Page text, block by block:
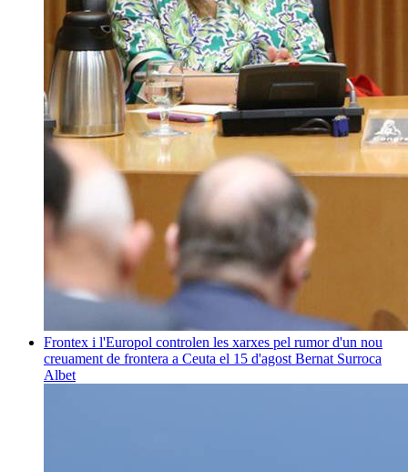
Frontex i l'Europol controlen les xarxes pel rumor d'un nou
creuament de frontera a Ceuta el 15 d'agost Bernat Surroca
Albet